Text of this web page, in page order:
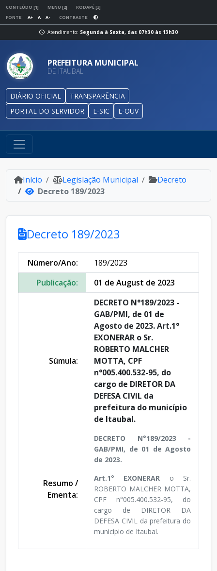
CONTEÚDO [1] MENU [2]
RODAPÉ [3]
FONTE:
A+ A A- CONTRASTE:
Atendimento: Segunda à Sexta, das 07h30 às 13h30
PREFEITURA MUNICIPAL
DE ITAUBAL
DIÁRIO OFICIAL
TRANSPARÊNCIA
PORTAL DO SERVIDOR
E-SIC E-OUV
Início Legislação Municipal
Decreto
Decreto 189/2023
Decreto 189/2023
Número/Ano:
189/2023
Publicação:
01 de August de 2023
Súmula:
DECRETO N°189/2023 -
GAB/PMI, de 01 de
Agosto de 2023. Art.1°
EXONERAR o Sr.
ROBERTO MALCHER
MOTTA, CPF
n°005.400.532-95, do
cargo de DIRETOR DA
DEFESA CIVIL da
prefeitura do município
de Itaubal.
Resumo /
Ementa:
DECRETO N°189/2023 -
GAB/PMI, de 01 de Agosto
de 2023.
Art.1° EXONERAR o Sr.
ROBERTO MALCHER MOTTA,
CPF n°005.400.532-95, do
cargo de DIRETOR DA
DEFESA CIVIL da prefeitura do
município de Itaubal.